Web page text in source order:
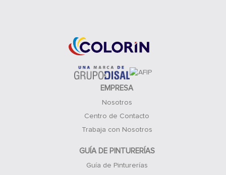
EMPRESA
Nosotros
Centro de Contacto
Trabaja con Nosotros
GUÍA DE PINTURERÍAS
Guía de Pinturerías